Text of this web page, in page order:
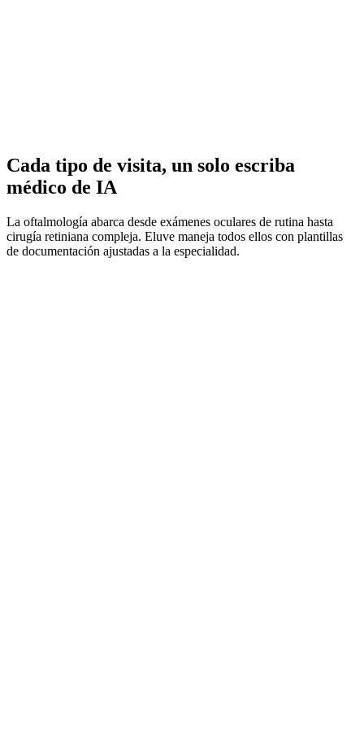
Cada tipo de visita, un solo escriba
médico de IA
La oftalmología abarca desde exámenes oculares de rutina hasta
cirugía retiniana compleja. Eluve maneja todos ellos con plantillas
de documentación ajustadas a la especialidad.